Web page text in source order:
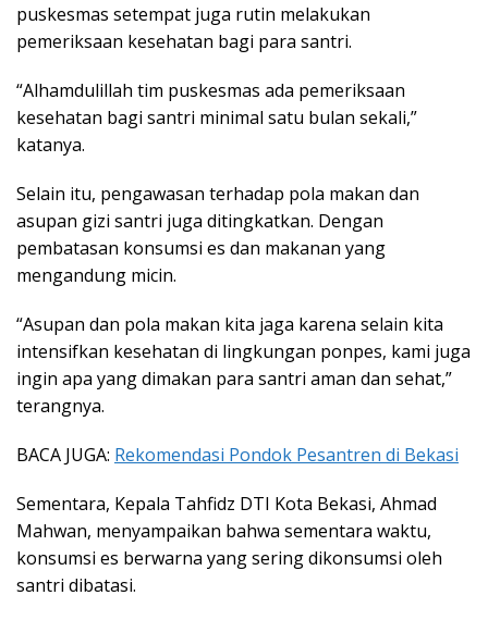
puskesmas setempat juga rutin melakukan
pemeriksaan kesehatan bagi para santri.
“Alhamdulillah tim puskesmas ada pemeriksaan
kesehatan bagi santri minimal satu bulan sekali,”
katanya.
Selain itu, pengawasan terhadap pola makan dan
asupan gizi santri juga ditingkatkan. Dengan
pembatasan konsumsi es dan makanan yang
mengandung micin.
“Asupan dan pola makan kita jaga karena selain kita
intensifkan kesehatan di lingkungan ponpes, kami juga
ingin apa yang dimakan para santri aman dan sehat,”
terangnya.
BACA JUGA: Rekomendasi Pondok Pesantren di Bekasi
Sementara, Kepala Tahfidz DTI Kota Bekasi, Ahmad
Mahwan, menyampaikan bahwa sementara waktu,
konsumsi es berwarna yang sering dikonsumsi oleh
santri dibatasi.